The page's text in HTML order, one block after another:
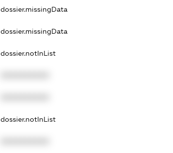
dossier.missingData
dossier.missingData
dossier.notInList
dossier.notInList